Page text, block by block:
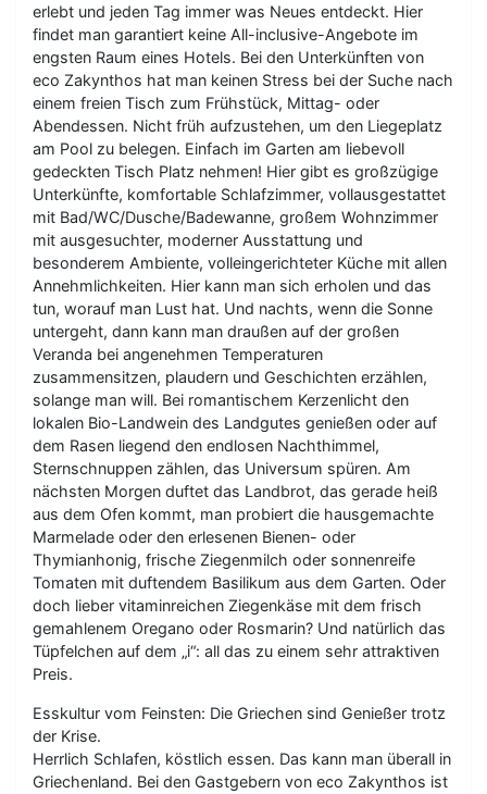
erlebt und jeden Tag immer was Neues entdeckt. Hier
findet man garantiert keine All-inclusive-Angebote im
engsten Raum eines Hotels. Bei den Unterkünften von
eco Zakynthos hat man keinen Stress bei der Suche nach
einem freien Tisch zum Frühstück, Mittag- oder
Abendessen. Nicht früh aufzustehen, um den Liegeplatz
am Pool zu belegen. Einfach im Garten am liebevoll
gedeckten Tisch Platz nehmen! Hier gibt es großzügige
Unterkünfte, komfortable Schlafzimmer, vollausgestattet
mit Bad/WC/Dusche/Badewanne, großem Wohnzimmer
mit ausgesuchter, moderner Ausstattung und
besonderem Ambiente, volleingerichteter Küche mit allen
Annehmlichkeiten. Hier kann man sich erholen und das
tun, worauf man Lust hat. Und nachts, wenn die Sonne
untergeht, dann kann man draußen auf der großen
Veranda bei angenehmen Temperaturen
zusammensitzen, plaudern und Geschichten erzählen,
solange man will. Bei romantischem Kerzenlicht den
lokalen Bio-Landwein des Landgutes genießen oder auf
dem Rasen liegend den endlosen Nachthimmel,
Sternschnuppen zählen, das Universum spüren. Am
nächsten Morgen duftet das Landbrot, das gerade heiß
aus dem Ofen kommt, man probiert die hausgemachte
Marmelade oder den erlesenen Bienen- oder
Thymianhonig, frische Ziegenmilch oder sonnenreife
Tomaten mit duftendem Basilikum aus dem Garten. Oder
doch lieber vitaminreichen Ziegenkäse mit dem frisch
gemahlenem Oregano oder Rosmarin? Und natürlich das
Tüpfelchen auf dem „i“: all das zu einem sehr attraktiven
Preis.
Esskultur vom Feinsten: Die Griechen sind Genießer trotz
der Krise.
Herrlich Schlafen, köstlich essen. Das kann man überall in
Griechenland. Bei den Gastgebern von eco Zakynthos ist